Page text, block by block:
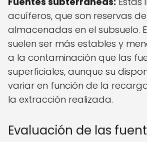
acuíferos, que son reservas
almacenadas en el subsuelo.
suelen ser más estables y
a la contaminación que las
superficiales, aunque su
variar en función de la
la extracción realizada.
Evaluación de las